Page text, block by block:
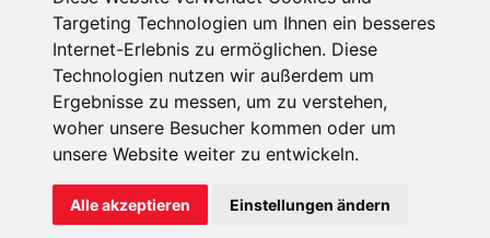
Targeting Technologien um Ihnen ein besseres
Internet-Erlebnis zu ermöglichen. Diese
Technologien nutzen wir außerdem um
Ergebnisse zu messen, um zu verstehen,
woher unsere Besucher kommen oder um
unsere Website weiter zu entwickeln.
Alle akzeptieren Einstellungen ändern
1190 Wien
kin@kircheinnot.at
KIN weltweit